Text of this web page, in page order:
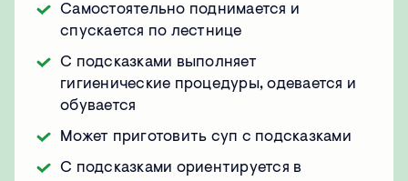
Самостоятельно поднимается и
спускается по лестнице
С подсказками выполняет
гигиенические процедуры, одевается и
обувается
Может приготовить суп с подсказками
С подсказками ориентируется в